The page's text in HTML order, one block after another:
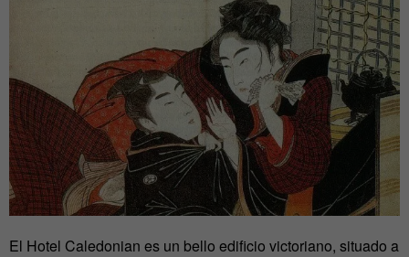
El Hotel Caledonian es un bello edificio victoriano, situado a